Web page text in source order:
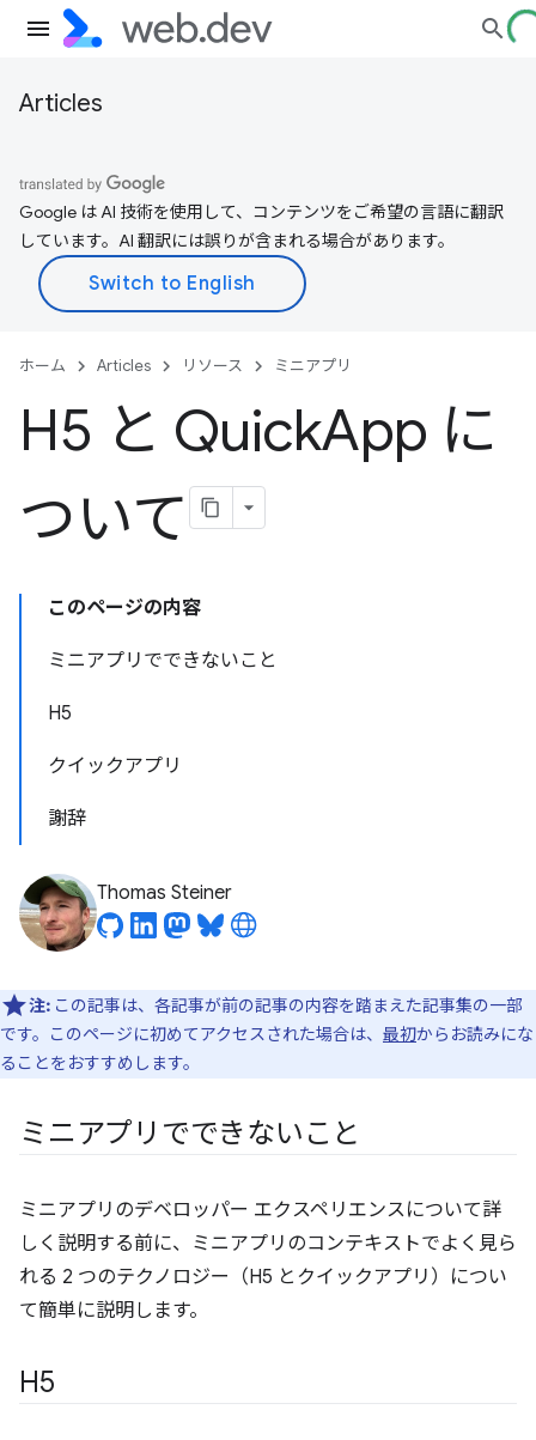
Articles
Google は AI 技術を使用して、コンテンツをご希望の言語に翻訳
しています。AI 翻訳には誤りが含まれる場合があります。
ホーム Articles リソース ミニアプリ
H5 と QuickApp に
ついて
このページの内容
ミニアプリでできないこと
H5
クイックアプリ
謝辞
Thomas Steiner
注: この記事は、各記事が前の記事の内容を踏まえた記事集の一部
です。このページに初めてアクセスされた場合は、 最初からお読みにな
ることをおすすめします。
ミニアプリでできないこと
ミニアプリのデベロッパー エクスペリエンスについて詳
しく説明する前に、ミニアプリのコンテキストでよく見ら
れる 2 つのテクノロジー（H5 とクイックアプリ）につい
て簡単に説明します。
H5